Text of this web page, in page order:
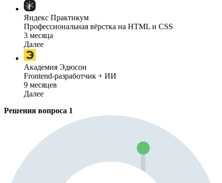
Яндекс Практикум
Профессиональная вёрстка на HTML и CSS
3 месяца
Далее
Академия Эдюсон
Frontend-разработчик + ИИ
9 месяцев
Далее
Решения вопроса 1